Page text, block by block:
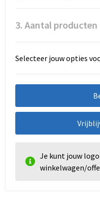
3. Aantal producten
Selecteer jouw opties
Je kunt jouw logo
winkelwagen/